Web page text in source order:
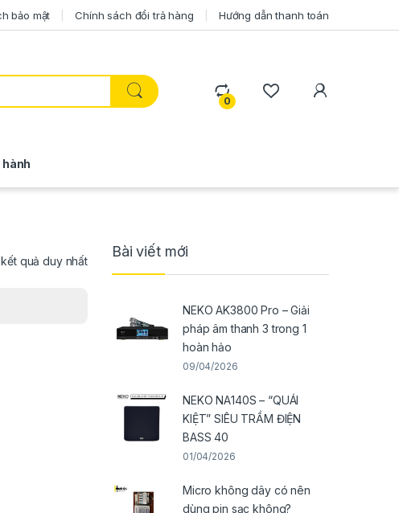
bảo mật Chính sách đổi trả hàng Hướng dẫn thanh toán
0
hành
quả duy nhất
Bài viết mới
NEKO AK3800 Pro – Giải
pháp âm thanh 3 trong 1
hoàn hảo
09/04/2026
NEKO NA140S – “QUÁI
KIỆT” SIÊU TRẦM ĐIỆN
BASS 40
01/04/2026
Micro không dây có nên
dùng pin sạc không?